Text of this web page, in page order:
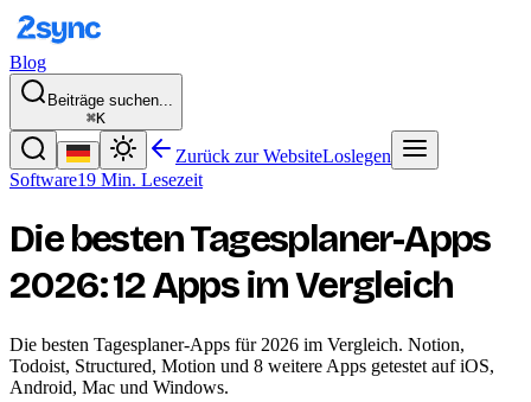
Blog
Beiträge suchen...
⌘K
Zurück zur WebsiteLoslegen
Software19 Min. Lesezeit
Die besten Tagesplaner-Apps
2026: 12 Apps im Vergleich
Die besten Tagesplaner-Apps für 2026 im Vergleich. Notion,
Todoist, Structured, Motion und 8 weitere Apps getestet auf iOS,
Android, Mac und Windows.